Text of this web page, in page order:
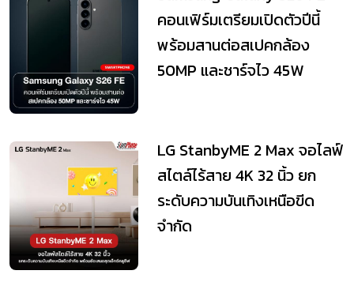
คอนเฟิร์มเตรียมเปิดตัวปีนี้
พร้อมสานต่อสเปคกล้อง
50MP และชาร์จไว 45W
LG StanbyME 2 Max จอไลฟ์
สไตล์ไร้สาย 4K 32 นิ้ว ยก
ระดับความบันเทิงเหนือขีด
จำกัด